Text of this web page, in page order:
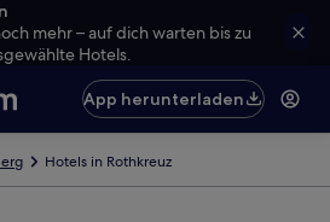
mehr – auf dich warten bis zu
Hotels.
App herunterladen
Hotels in Rothkreuz